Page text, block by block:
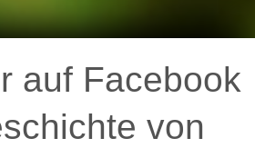
auf Facebook
von